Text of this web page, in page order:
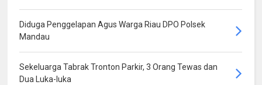
Diduga Penggelapan Agus Warga Riau DPO Polsek
Mandau
Sekeluarga Tabrak Tronton Parkir, 3 Orang Tewas dan
Dua Luka-luka